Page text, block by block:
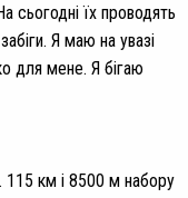
сьогодні їх проводять
Я маю на увазі
для мене. Я бігаю
115 км і 8500 м набору